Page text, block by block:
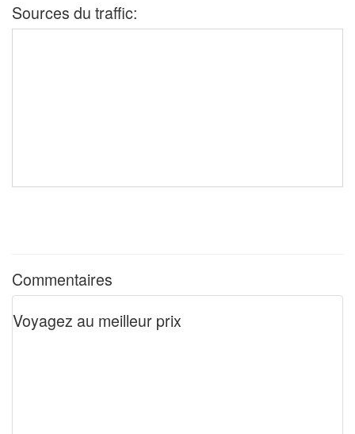
Sources du traffic:
Commentaires
Voyagez au meilleur prix